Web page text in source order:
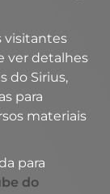
visitantes
ver detalhes
do Sirius,
para
materiais
para
do